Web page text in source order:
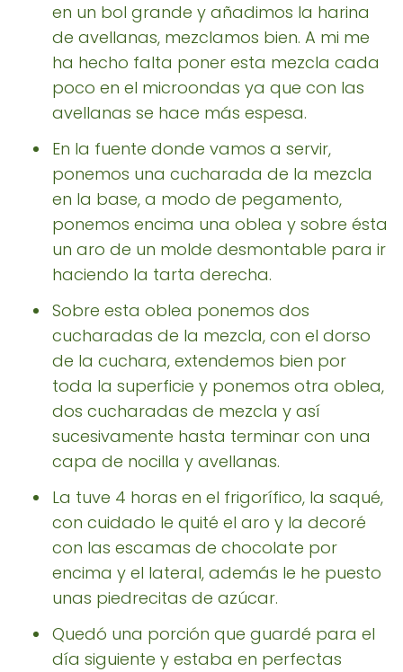
en un bol grande y añadimos la harina
de avellanas, mezclamos bien. A mi me
ha hecho falta poner esta mezcla cada
poco en el microondas ya que con las
avellanas se hace más espesa.
En la fuente donde vamos a servir,
ponemos una cucharada de la mezcla
en la base, a modo de pegamento,
ponemos encima una oblea y sobre ésta
un aro de un molde desmontable para ir
haciendo la tarta derecha.
Sobre esta oblea ponemos dos
cucharadas de la mezcla, con el dorso
de la cuchara, extendemos bien por
toda la superficie y ponemos otra oblea,
dos cucharadas de mezcla y así
sucesivamente hasta terminar con una
capa de nocilla y avellanas.
La tuve 4 horas en el frigorífico, la saqué,
con cuidado le quité el aro y la decoré
con las escamas de chocolate por
encima y el lateral, además le he puesto
unas piedrecitas de azúcar.
Quedó una porción que guardé para el
día siguiente y estaba en perfectas